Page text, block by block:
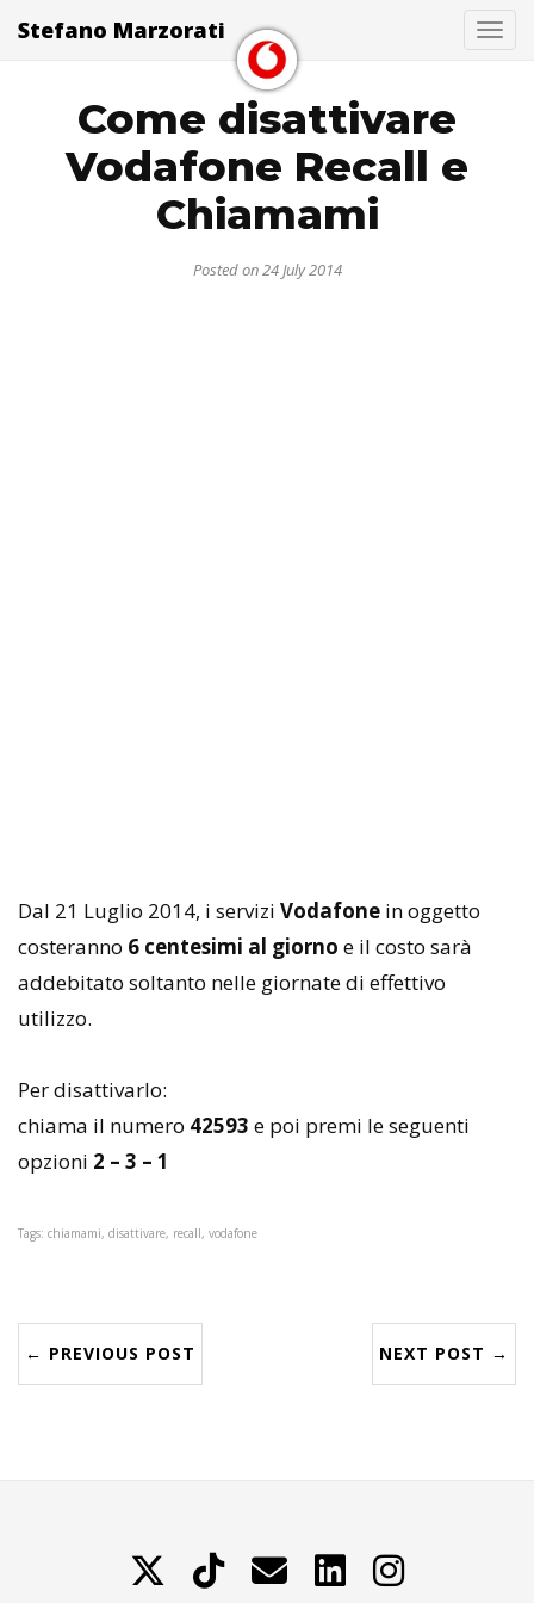
Stefano Marzorati
Come disattivare
Vodafone Recall e
Chiamami
Posted on 24 July 2014
Dal 21 Luglio 2014, i servizi Vodafone in oggetto
costeranno 6 centesimi al giorno e il costo sarà
addebitato soltanto nelle giornate di effettivo
utilizzo.
Per disattivarlo:
chiama il numero 42593 e poi premi le seguenti
opzioni 2 – 3 – 1
Tags: chiamami, disattivare, recall, vodafone
← PREVIOUS POST NEXT POST →
TikTok Contattami LinkedIn